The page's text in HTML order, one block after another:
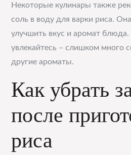
Некоторые кулинары также
соль в воду для варки риса.
улучшить вкус и аромат
увлекайтесь – слишком много
другие ароматы.
Как убрать
после
риса